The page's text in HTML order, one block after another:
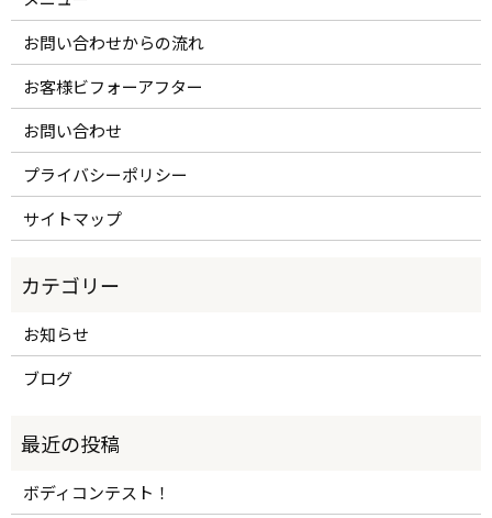
お問い合わせからの流れ
お客様ビフォーアフター
お問い合わせ
プライバシーポリシー
サイトマップ
お知らせ
ブログ
ボディコンテスト！